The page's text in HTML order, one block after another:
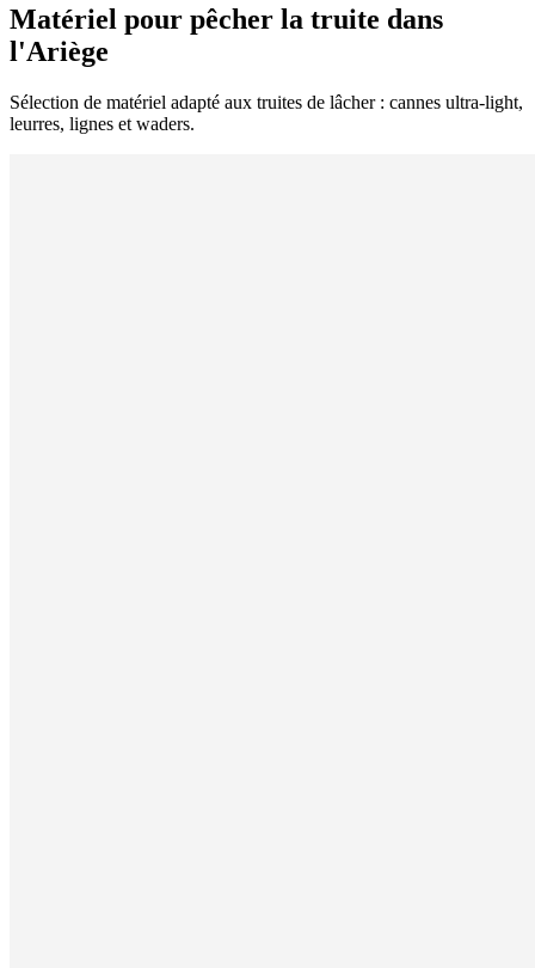
Matériel pour pêcher la truite dans
l'Ariège
Sélection de matériel adapté aux truites de lâcher : cannes ultra-light,
leurres, lignes et waders.